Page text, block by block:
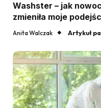
Washster – jak
zmieniła moje
Anita Walczak Artykuł